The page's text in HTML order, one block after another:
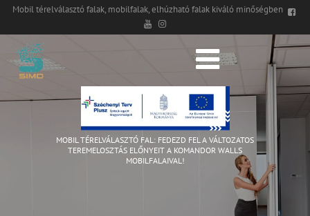
Mobil térelválasztó falak, mobilfalak, elhúzható falak kiváló minőségben
MOBIL TÉRELVÁLASZTÓ FAL: FEDEZD FEL A VÁLTOZATOS
TEREMELOSZTÁS ELŐNYEIT A KOMANDOR WALLS
MOBILFALAIVAL!